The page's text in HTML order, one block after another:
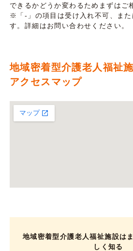
できるかどうか変わるためまずはご
※「-」の項目は受け入れ不可、ま
す。詳細はお問い合わせください。
地域密着型介護老人福祉
アクセスマップ
地域密着型介護老人福祉施設は
しく知る